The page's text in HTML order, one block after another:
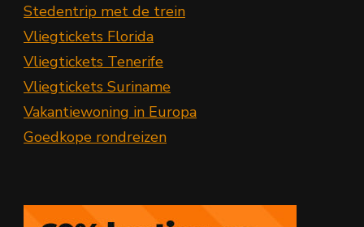
Stedentrip met de trein
Vliegtickets Florida
Vliegtickets Tenerife
Vliegtickets Suriname
Vakantiewoning in Europa
Goedkope rondreizen